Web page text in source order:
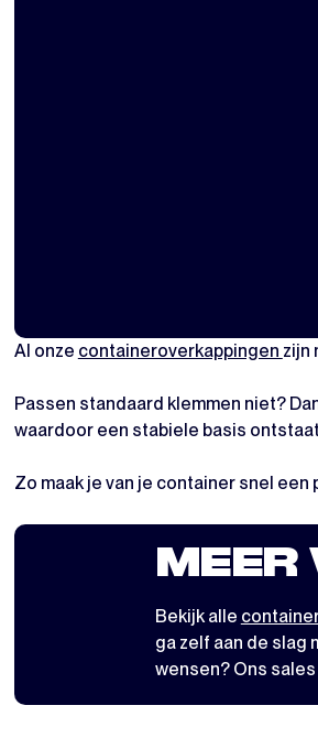
Al onze containeroverkappingen zijn
Passen standaard klemmen niet?
waardoor een stabiele basis
Zo maak je van je container snel
MEER
Bekijk alle
ga zelf aan de slag
wensen? Ons